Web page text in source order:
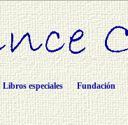
Libros especiales Fundación